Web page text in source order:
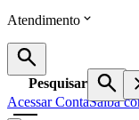
Atendimento
Pesquisar
Acessar ContaSaiba